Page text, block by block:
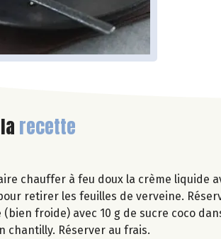
recette
chauffer à feu doux la crème liquide
retirer les feuilles de verveine.
froide) avec 10 g de sucre coco
chantilly. Réserver au frais.